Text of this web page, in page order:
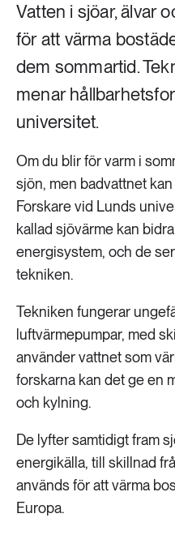
Vatten i sjöar, älvar
för att värma
dem sommartid.
menar
universitet.
Om du blir för varm i
sjön, men badvattnet
Forskare vid Lunds
kallad sjövärme kan
energisystem, och de
tekniken.
Tekniken fungerar
luftvärmepumpar, med
använder vattnet som
forskarna kan det ge en
och kylning.
De lyfter samtidigt fram
energikälla, till skillnad
används för att värma
Europa.